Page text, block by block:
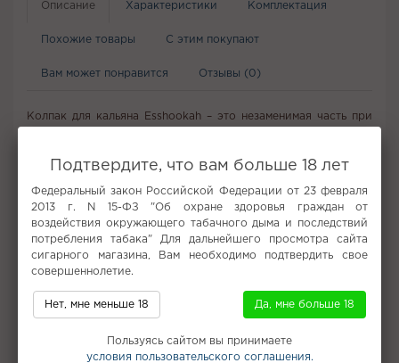
Описание Характеристики Комплектация
Похожие товары С этим покупают
Вам может понравится Отзывы (0)
Колпак для кальяна Esshookah – это незаменимая часть при
Не забудьте купить
Табак для кальяна
Подтвердите, что вам больше 18 лет
Федеральный закон Российской Федерации от 23 февраля
2013 г. N 15-ФЗ "Об охране здоровья граждан от
воздействия окружающего табачного дыма и последствий
потребления табака" Для дальнейшего просмотра сайта
сигарного магазина, Вам необходимо подтвердить свое
совершеннолетие.
Нет, мне меньше 18 Да, мне больше 18
Пользуясь сайтом вы принимаете
условия пользовательского соглашения.